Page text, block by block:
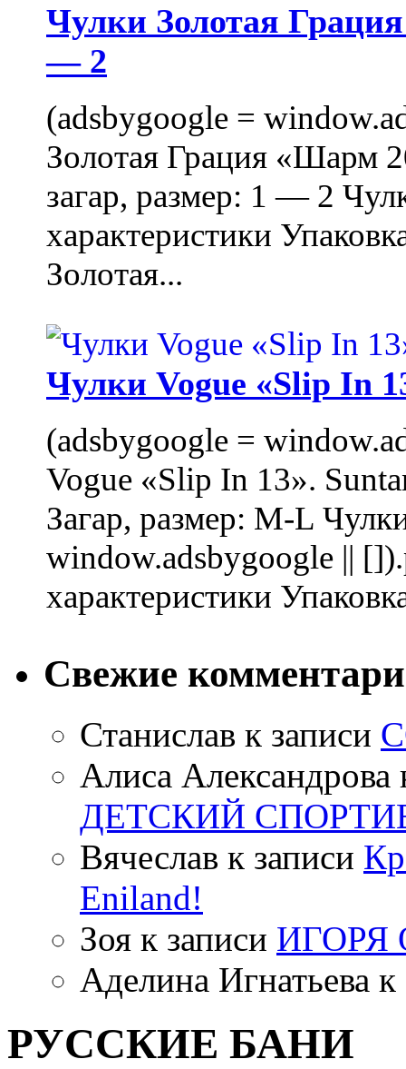
Чулки Золотая
— 2
(adsbygoogle =
Золотая Грация «Шарм
загар, размер: 1 — 2
характеристики
Золотая...
Чулки Vogue «Slip In
(adsbygoogle =
Vogue «Slip In 13».
Загар, размер: M-L
window.adsbygoogle ||
характеристики
Свежие
Станислав к записи
Алиса Александрова
ДЕТСКИЙ
Вячеслав к записи
Eniland!
Зоя к записи ИГОРЯ
Аделина Игнатьева к
РУССКИЕ БАНИ